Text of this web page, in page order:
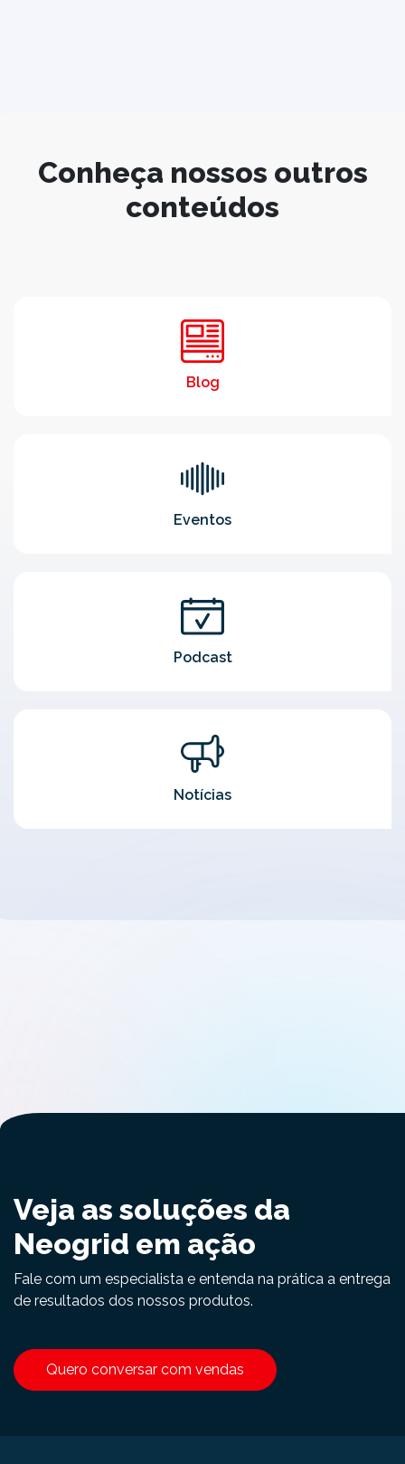
Conheça nossos outros
conteúdos
Blog
Eventos
Podcast
Notícias
Veja as soluções da
Neogrid em ação
Fale com um especialista e entenda na prática a entrega
de resultados dos nossos produtos.
Quero conversar com vendas